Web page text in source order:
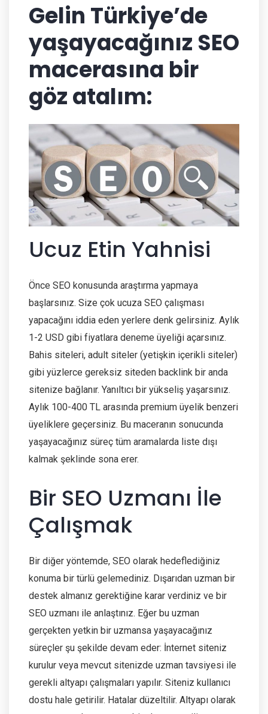
Gelin Türkiye’de
yaşayacağınız SEO
macerasına bir
göz atalım:
Ucuz Etin Yahnisi
Önce SEO konusunda araştırma yapmaya
başlarsınız. Size çok ucuza SEO çalışması
yapacağını iddia eden yerlere denk gelirsiniz. Aylık
1-2 USD gibi fiyatlara deneme üyeliği açarsınız.
Bahis siteleri, adult siteler (yetişkin içerikli siteler)
gibi yüzlerce gereksiz siteden backlink bir anda
sitenize bağlanır. Yanıltıcı bir yükseliş yaşarsınız.
Aylık 100-400 TL arasında premium üyelik benzeri
üyeliklere geçersiniz. Bu maceranın sonucunda
yaşayacağınız süreç tüm aramalarda liste dışı
kalmak şeklinde sona erer.
Bir SEO Uzmanı İle
Çalışmak
Bir diğer yöntemde, SEO olarak hedeflediğiniz
konuma bir türlü gelemediniz. Dışarıdan uzman bir
destek almanız gerektiğine karar verdiniz ve bir
SEO uzmanı ile anlaştınız. Eğer bu uzman
gerçekten yetkin bir uzmansa yaşayacağınız
süreçler şu şekilde devam eder: İnternet siteniz
kurulur veya mevcut sitenizde uzman tavsiyesi ile
gerekli altyapı çalışmaları yapılır. Siteniz kullanıcı
dostu hale getirilir. Hatalar düzeltilir. Altyapı olarak